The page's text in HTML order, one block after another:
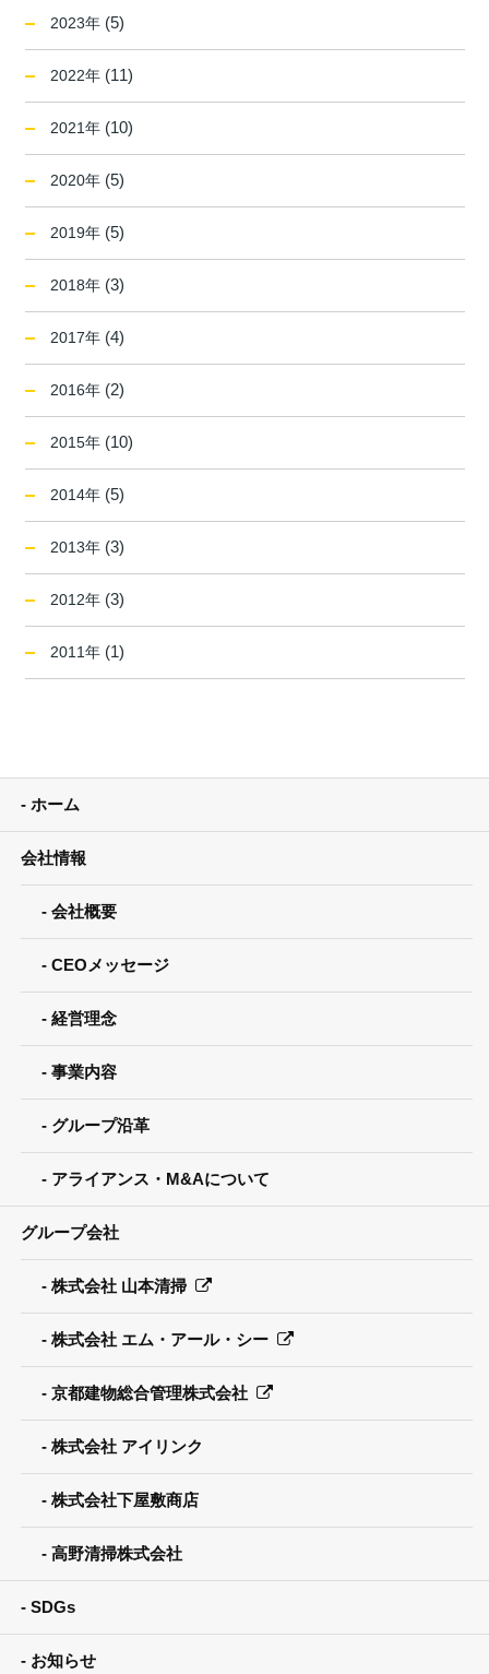
2023年 (5)
2022年 (11)
2021年 (10)
2020年 (5)
2019年 (5)
2018年 (3)
2017年 (4)
2016年 (2)
2015年 (10)
2014年 (5)
2013年 (3)
2012年 (3)
2011年 (1)
ホーム
会社情報
会社概要
CEOメッセージ
経営理念
事業内容
グループ沿革
アライアンス・M&Aについて
グループ会社
株式会社 山本清掃
株式会社 エム・アール・シー
京都建物総合管理株式会社
株式会社 アイリンク
株式会社下屋敷商店
高野清掃株式会社
SDGs
お知らせ